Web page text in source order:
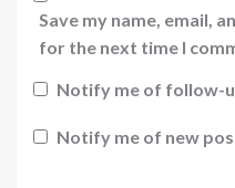
Save my name, email,
for the next time I
Notify me of follow-
Notify me of new